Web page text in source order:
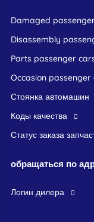
damaged
disassembly
parts passenger
occasion passenger
стоянка автомашин
Коды качества
Статус заказа
обращаться по
логин дилера